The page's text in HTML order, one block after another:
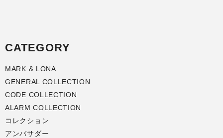
CATEGORY
MARK & LONA
GENERAL COLLECTION
CODE COLLECTION
ALARM COLLECTION
コレクション
アンバサダー